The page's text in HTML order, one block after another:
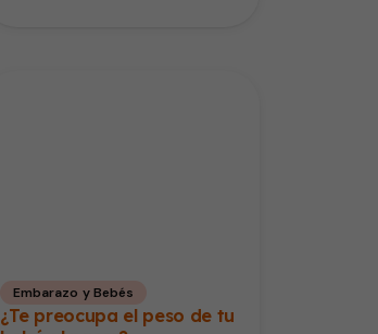
Embarazo y Bebés
¿Te preocupa el peso de tu